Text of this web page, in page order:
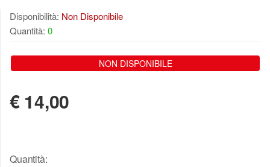
Disponibilità: Non Disponibile
Quantità: 0
NON DISPONIBILE
€ 14,00
Quantità: